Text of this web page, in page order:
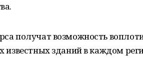
получат возможность
известных зданий в каждом